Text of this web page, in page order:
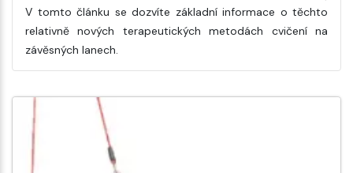
V tomto článku se dozvíte základní informace o těchto
relativně nových terapeutických metodách cvičení na
závěsných lanech.